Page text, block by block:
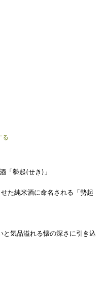
る
「勢起(せき)」
た純米酒に命名される「勢起
と気品溢れる懐の深さに引き込